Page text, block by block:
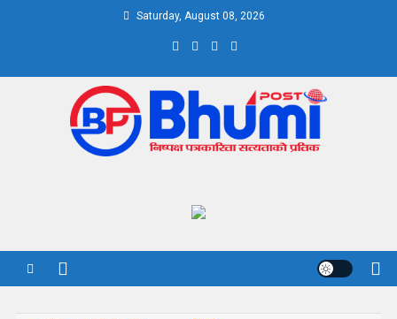
content
Saturday, August 08, 2026